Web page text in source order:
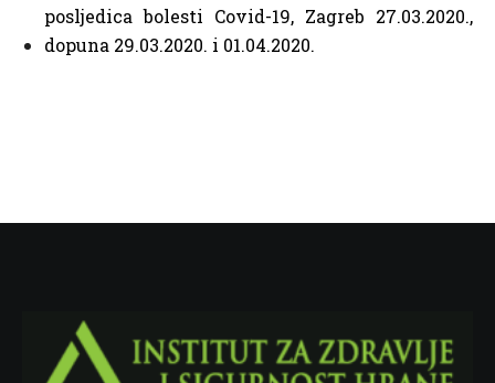
posljedica bolesti Covid-19, Zagreb 27.03.2020.,
dopuna 29.03.2020. i 01.04.2020.